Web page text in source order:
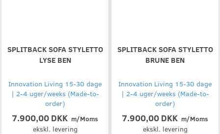
SPLITBACK SOFA STYLETTO
LYSE BEN
Innovation Living 15-30 dage
| 2-4 uger/weeks (Made-to-
order)
7.900,00 DKK m/Moms
ekskl. levering
SPLITBACK SOFA STYLETTO
BRUNE BEN
Innovation Living 15-30 dage
| 2-4 uger/weeks (Made-to-
order)
7.900,00 DKK m/Moms
ekskl. levering